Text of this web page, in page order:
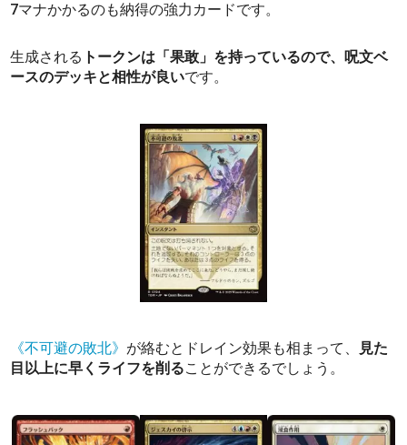
7マナかかるのも納得の強力カードです。
生成される トークンは「果敢」を持っているので、呪文ベ
ースのデッキと相性が良いです。
《不可避の敗北》 が絡むとドレイン効果も相まって、
見た
目以上に早くライフを削ることができるでしょう。